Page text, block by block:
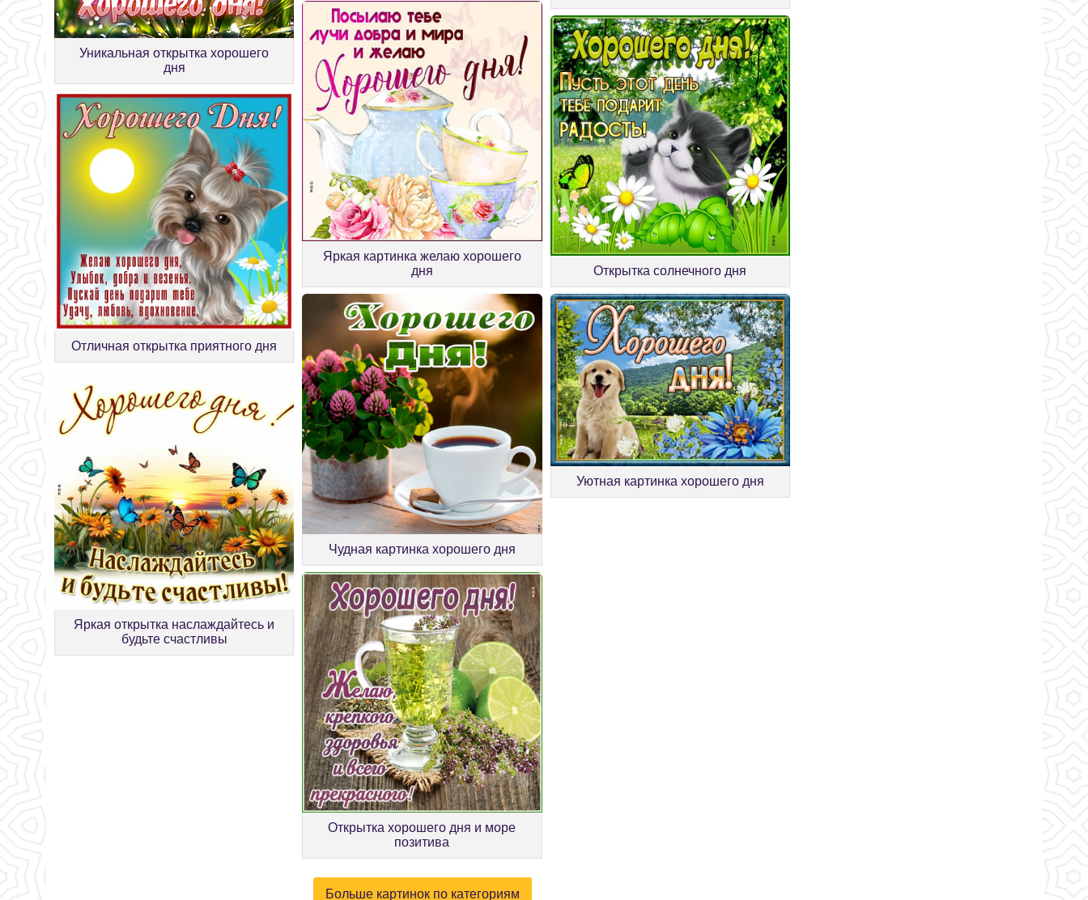
Уникальная открытка хорошего
дня
Яркая картинка желаю хорошего
дня
Открытка солнечного дня
Отличная открытка приятного дня
Чудная картинка хорошего дня
Уютная картинка хорошего дня
Яркая открытка наслаждайтесь и
будьте счастливы
Открытка хорошего дня и море
позитива
Больше картинок по категориям